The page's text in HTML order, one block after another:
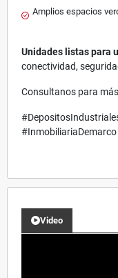
Amplios espacios
Unidades listas para
conectividad,
Consultanos para
Video